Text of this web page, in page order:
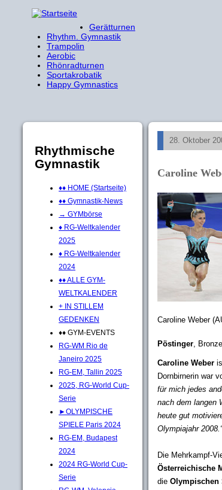
Gerätturnen
Rhythm. Gymnastik
Trampolin
Aerobic
Rhönradturnen
Sportakrobatik
Happy Gymnastics
Rhythmische
Gymnastik
♦♦ HOME (Startseite)
♦♦ Gymnastik-News
→ GYMbörse
♦ RG-Weltkalender
2025
♦ RG-Weltkalender
2024
♦♦ ALLE GYM-
WELTKALENDER
+ IN STILLEM
GEDENKEN
♦♦ GYM-EVENTS
RG-WM Rio de
Janeiro 2025
RG-EM, Tallin 2025
2025, RG-World Cup-
Serie
►OLYMPISCHE
SPIELE Paris 2024
RG-EM, Budapest
2024
2024 RG-World Cup-
Serie
28. Oktober
Caroline
Caroline Weber
Pöstinger,
Caroline Weber
Dornbirnerin war
für mich jedes
nach dem langen
heute gut
Olympiajahr 2008.“
Die Mehrkampf-
Österreichische
die Olympischen